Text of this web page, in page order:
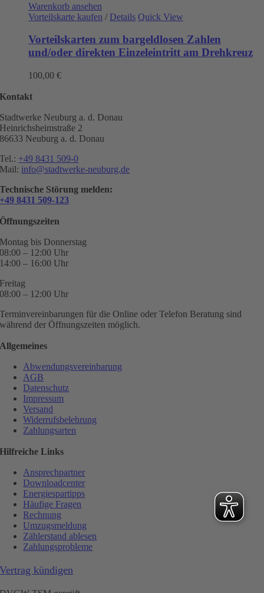
Warenkorb ansehen
Vorteilskarte kaufen / Details Quick View
Vorteilskarten zum bargeldlosen Zahlen
und/oder direkten Einzeleintritt am Drehkreuz
100,00 €
Kontakt
Stadtwerke Neuburg a. d. Donau
Heinrichsheimstraße 2
86633 Neuburg a. d. Donau
Tel.: +49 8431 509-0
Mail: info@stadtwerke-neuburg.de
Technische Störung melden:
+49 8431 509-123
Öffnungszeiten
Montag bis Donnerstag
08:00 – 12:00 Uhr
14:00 – 16:00 Uhr
Freitag
08:00 – 12:00 Uhr
Terminvereinbarungen für die Online oder Telefon Beratung sind
während der Öffnungszeiten möglich.
Allgemeines
Abwendungsvereinbarung
AGB
Datenschutz
Impressum
Versand
Widerrufsbelehrung
Zahlungsarten
Hilfreiche Links
Ansprechpartner
Downloadcenter
Energiespartipps
Häufige Fragen
Rechnung
Umzugsmeldung
Zählerstand ablesen
Zahlungsprobleme
Vertrag kündigen